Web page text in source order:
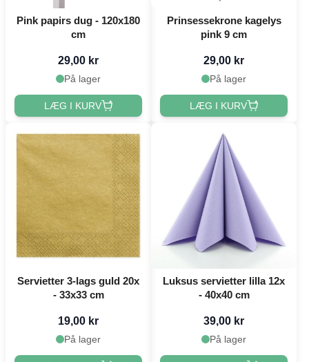
Pink papirs dug - 120x180
cm
29,00 kr
På lager
LÆG I KURV
Prinsessekrone kagelys
pink 9 cm
29,00 kr
På lager
LÆG I KURV
Servietter 3-lags guld 20x
- 33x33 cm
19,00 kr
På lager
Luksus servietter lilla 12x
- 40x40 cm
39,00 kr
På lager